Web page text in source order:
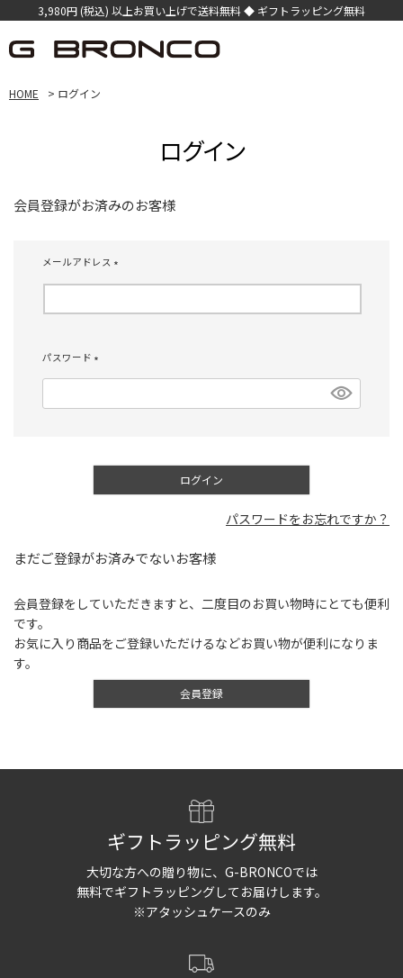
3,980円 (税込) 以上お買い上げで送料無料 ◆ ギフトラッピング無料
HOME ログイン
ログイン
会員登録がお済みのお客様
メールアドレス
(
須
パスワード
(
須
ログイン
パスワードをお忘れですか？
まだご登録がお済みでないお客様
会員登録をしていただきますと、二度目のお買い物時にとても便利
です。
お気に入り商品をご登録いただけるなどお買い物が便利になりま
す。
会員登録
ギフトラッピング無料
大切な方への贈り物に、G-BRONCOでは
無料でギフトラッピングしてお届けします。
※アタッシュケースのみ